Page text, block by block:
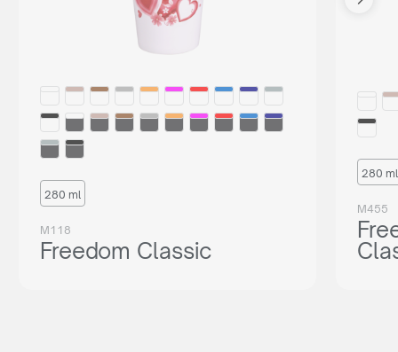
280 ml
M118
Freedom Classic
280 ml
M455